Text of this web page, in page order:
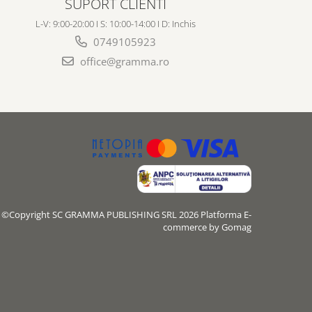
L-V: 9:00-20:00 I S: 10:00-14:00 I D: Inchis
0749105923
office@gramma.ro
©Copyright SC GRAMMA PUBLISHING SRL 2026 Platforma E-
commerce by Gomag